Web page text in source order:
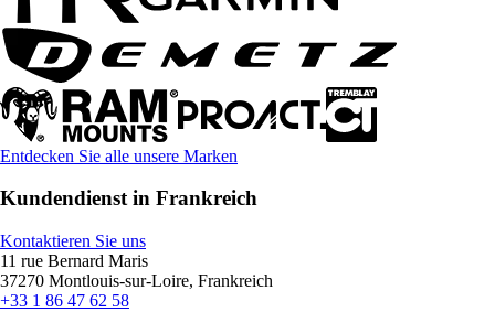
Entdecken Sie alle unsere Marken
Kundendienst in Frankreich
Kontaktieren Sie uns
11 rue Bernard Maris
37270 Montlouis-sur-Loire, Frankreich
+33 1 86 47 62 58